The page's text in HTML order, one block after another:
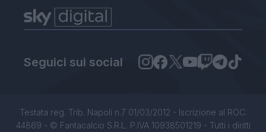
Seguici sui social
Testata reg. Trib. Napoli n.7 01/03/2012 - Iscrizione al ROC:
44869 - © Fantacalcio S.R.L. P.IVA 10938501219 - Tutti i diritti